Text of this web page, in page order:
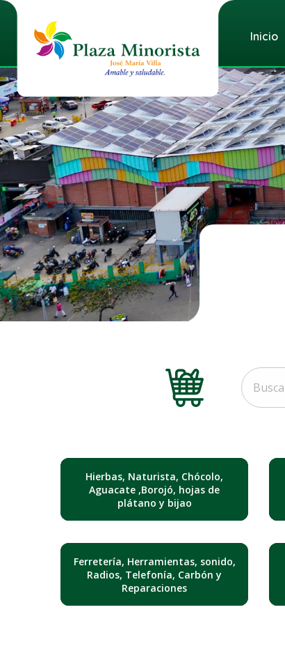
Inicio
Hierbas, Naturista, Chócolo,
Aguacate ,Borojó, hojas de
plátano y bijao
Ferretería, Herramientas, sonido,
Radios, Telefonía, Carbón y
Reparaciones